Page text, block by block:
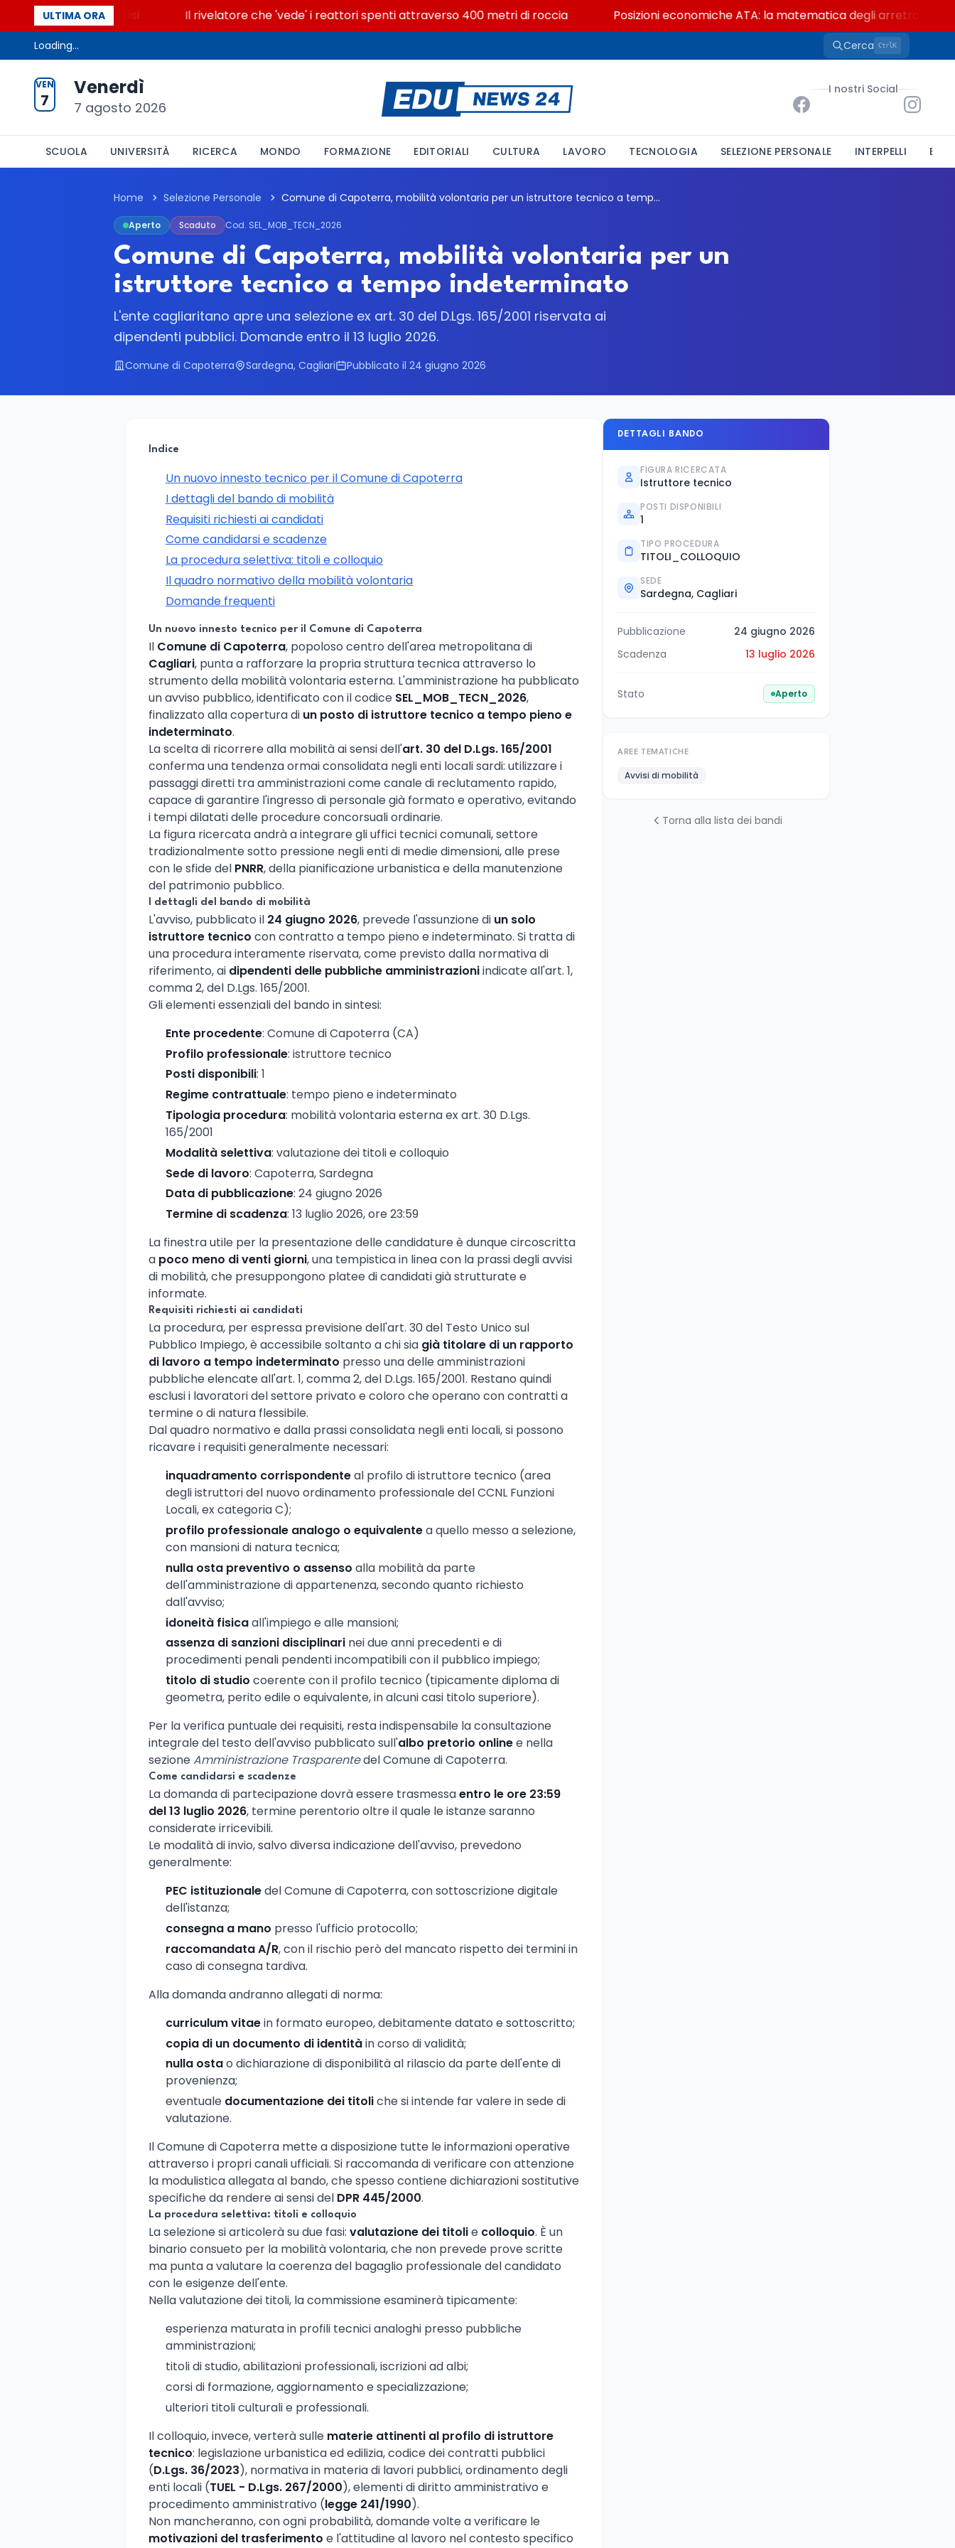
ULTIMA ORA
la glicolisi Il rivelatore che 'vede' i reattori spenti attraverso 400 metri di roccia Posizioni economiche ATA: la matematica degli arretrati fino a
Loading... Cerca CtrlK
VEN
7
Venerdì
7 agosto 2026
I nostri Social
SCUOLA UNIVERSITÀ RICERCA MONDO FORMAZIONE EDITORIALI CULTURA LAVORO TECNOLOGIA SELEZIONE PERSONALE INTERPELLI
Home Selezione Personale Comune di Capoterra, mobilità volontaria per un istruttore tecnico a tempo indeterminato
Aperto Scaduto Cod. SEL_MOB_TECN_2026
Comune di Capoterra, mobilità volontaria per un
istruttore tecnico a tempo indeterminato
L'ente cagliaritano apre una selezione ex art. 30 del D.Lgs. 165/2001 riservata ai
dipendenti pubblici. Domande entro il 13 luglio 2026.
Comune di Capoterra Sardegna, Cagliari Pubblicato il 24 giugno 2026
Indice
Un nuovo innesto tecnico per il Comune di Capoterra
I dettagli del bando di mobilità
Requisiti richiesti ai candidati
Come candidarsi e scadenze
La procedura selettiva: titoli e colloquio
Il quadro normativo della mobilità volontaria
Domande frequenti
Un nuovo innesto tecnico per il Comune di Capoterra
Il Comune di Capoterra, popoloso centro dell'area metropolitana di
Cagliari, punta a rafforzare la propria struttura tecnica attraverso lo
strumento della mobilità volontaria esterna. L'amministrazione ha pubblicato
un avviso pubblico, identificato con il codice SEL_MOB_TECN_2026,
finalizzato alla copertura di un posto di istruttore tecnico a tempo pieno e
indeterminato.
La scelta di ricorrere alla mobilità ai sensi dell'art. 30 del D.Lgs. 165/2001
conferma una tendenza ormai consolidata negli enti locali sardi: utilizzare i
passaggi diretti tra amministrazioni come canale di reclutamento rapido,
capace di garantire l'ingresso di personale già formato e operativo, evitando
i tempi dilatati delle procedure concorsuali ordinarie.
La figura ricercata andrà a integrare gli uffici tecnici comunali, settore
tradizionalmente sotto pressione negli enti di medie dimensioni, alle prese
con le sfide del PNRR, della pianificazione urbanistica e della manutenzione
del patrimonio pubblico.
I dettagli del bando di mobilità
L'avviso, pubblicato il 24 giugno 2026, prevede l'assunzione di un solo
istruttore tecnico con contratto a tempo pieno e indeterminato. Si tratta di
una procedura interamente riservata, come previsto dalla normativa di
riferimento, ai dipendenti delle pubbliche amministrazioniindicate all'art. 1,
comma 2, del D.Lgs. 165/2001.
Gli elementi essenziali del bando in sintesi:
Ente procedente: Comune di Capoterra (CA)
Profilo professionale: istruttore tecnico
Posti disponibili: 1
Regime contrattuale: tempo pieno e indeterminato
Tipologia procedura: mobilità volontaria esterna ex art. 30 D.Lgs.
165/2001
Modalità selettiva: valutazione dei titoli e colloquio
Sede di lavoro: Capoterra, Sardegna
Data di pubblicazione: 24 giugno 2026
Termine di scadenza: 13 luglio 2026, ore 23:59
La finestra utile per la presentazione delle candidature è dunque circoscritta
a poco meno di venti giorni, una tempistica in linea con la prassi degli avvisi
di mobilità, che presuppongono platee di candidati già strutturate e
informate.
Requisiti richiesti ai candidati
La procedura, per espressa previsione dell'art. 30 del Testo Unico sul
Pubblico Impiego, è accessibile soltanto a chi sia già titolare di un rapporto
di lavoro a tempo indeterminato presso una delle amministrazioni
pubbliche elencate all'art. 1, comma 2, del D.Lgs. 165/2001. Restano quindi
esclusi i lavoratori del settore privato e coloro che operano con contratti a
termine o di natura flessibile.
Dal quadro normativo e dalla prassi consolidata negli enti locali, si possono
ricavare i requisiti generalmente necessari:
inquadramento corrispondenteal profilo di istruttore tecnico (area
degli istruttori del nuovo ordinamento professionale del CCNL Funzioni
Locali, ex categoria C);
profilo professionale analogo o equivalentea quello messo a selezione,
con mansioni di natura tecnica;
nulla osta preventivo o assenso alla mobilità da parte
dell'amministrazione di appartenenza, secondo quanto richiesto
dall'avviso;
idoneità fisicaall'impiego e alle mansioni;
assenza di sanzioni disciplinari nei due anni precedenti e di
procedimenti penali pendenti incompatibili con il pubblico impiego;
titolo di studio coerente con il profilo tecnico (tipicamente diploma di
geometra, perito edile o equivalente, in alcuni casi titolo superiore).
Per la verifica puntuale dei requisiti, resta indispensabile la consultazione
integrale del testo dell'avviso pubblicato sull'albo pretorio onlinee nella
sezioneAmministrazione Trasparentedel Comune di Capoterra.
Come candidarsi e scadenze
La domanda di partecipazione dovrà essere trasmessaentro le ore 23:59
del 13 luglio 2026, termine perentorio oltre il quale le istanze saranno
considerate irricevibili.
Le modalità di invio, salvo diversa indicazione dell'avviso, prevedono
generalmente:
PEC istituzionaledel Comune di Capoterra, con sottoscrizione digitale
dell'istanza;
consegna a mano presso l'ufficio protocollo;
raccomandata A/R, con il rischio però del mancato rispetto dei termini in
caso di consegna tardiva.
Alla domanda andranno allegati di norma:
curriculum vitaein formato europeo, debitamente datato e sottoscritto;
copia di un documento di identitàin corso di validità;
nulla ostao dichiarazione di disponibilità al rilascio da parte dell'ente di
provenienza;
eventuale documentazione dei titoliche si intende far valere in sede di
valutazione.
Il Comune di Capoterra mette a disposizione tutte le informazioni operative
attraverso i propri canali ufficiali. Si raccomanda di verificare con attenzione
la modulistica allegata al bando, che spesso contiene dichiarazioni sostitutive
specifiche da rendere ai sensi del DPR 445/2000.
La procedura selettiva: titoli e colloquio
La selezione si articolerà su due fasi: valutazione dei titolie colloquio. È un
binario consueto per la mobilità volontaria, che non prevede prove scritte
ma punta a valutare la coerenza del bagaglio professionale del candidato
con le esigenze dell'ente.
Nella valutazione dei titoli, la commissione esaminerà tipicamente:
esperienza maturata in profili tecnici analoghi presso pubbliche
amministrazioni;
titoli di studio, abilitazioni professionali, iscrizioni ad albi;
corsi di formazione, aggiornamento e specializzazione;
ulteriori titoli culturali e professionali.
Il colloquio, invece, verterà sulle materie attinenti al profilo di istruttore
tecnico: legislazione urbanistica ed edilizia, codice dei contratti pubblici
(D.Lgs. 36/2023), normativa in materia di lavori pubblici, ordinamento degli
enti locali (TUEL - D.Lgs. 267/2000), elementi di diritto amministrativo e
procedimento amministrativo (legge 241/1990).
Non mancheranno, con ogni probabilità, domande volte a verificare le
motivazioni del trasferimento e l'attitudine al lavoro nel contesto specifico
DETTAGLI BANDO
FIGURA RICERCATA
Istruttore tecnico
POSTI DISPONIBILI
1
TIPO PROCEDURA
TITOLI_COLLOQUIO
SEDE
Sardegna, Cagliari
Pubblicazione
24 giugno 2026
Scadenza
13 luglio 2026
Stato Aperto
AREE TEMATICHE
Avvisi di mobilità
Torna alla lista dei bandi